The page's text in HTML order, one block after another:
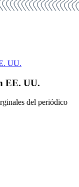
UU.
EE. UU.
del periódico